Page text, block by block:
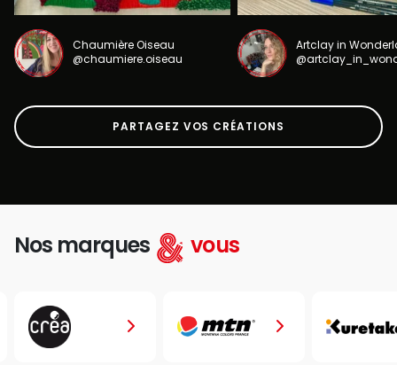
Chaumière Oiseau
@chaumiere.oiseau
Artclay in
PARTAGEZ VOS CRÉATIONS
Nos marques vous